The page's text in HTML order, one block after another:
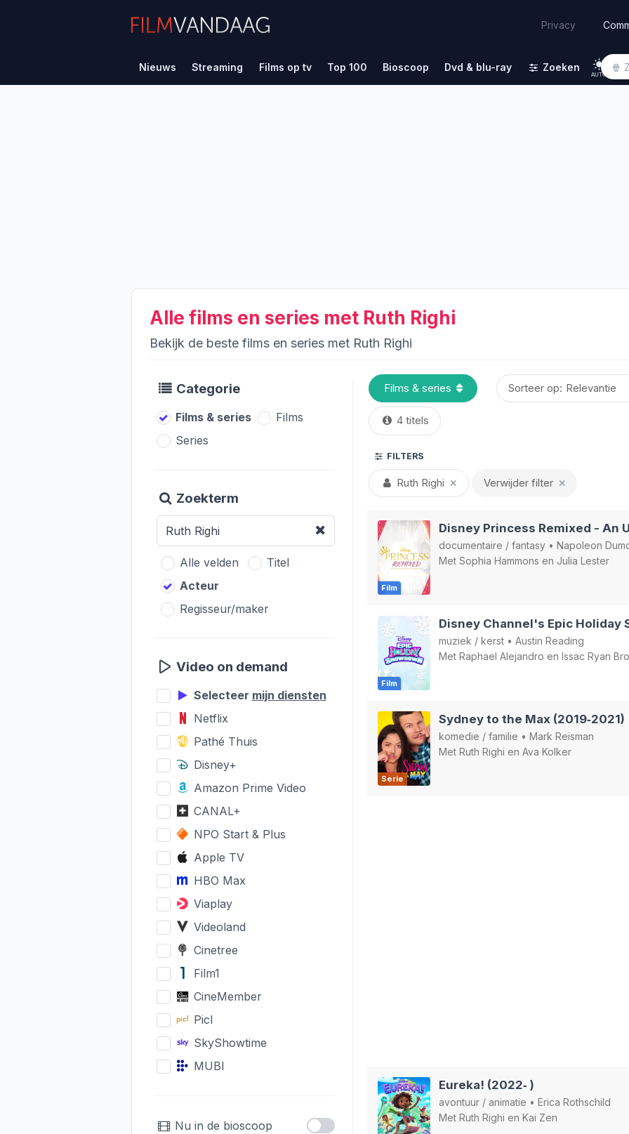
Privacy
Nieuws Streaming Films op tv Top 100 Bioscoop Dvd & blu-ray Zoeken
AUTO
Alle films en series met Ruth Righi
Bekijk de beste films en series met Ruth Righi
Categorie
Films & series
Films
Series
Zoekterm
Alle velden
Titel
Acteur
Regisseur/maker
Video on demand
Selecteer mijn diensten
Netflix
Pathé Thuis
Disney+
Amazon Prime Video
CANAL+
NPO Start & Plus
Apple TV
HBO Max
Viaplay
Videoland
Cinetree
Film1
CineMember
Picl
SkyShowtime
MUBI
Nu in de bioscoop
4 titels
Sorteer op:
FILTERS
Ruth Righi ✕ Verwijder filter ✕
Film
documentaire / fantasy • Napoleon
Met Sophia Hammons en Julia Lester
Film
muziek / kerst • Austin Reading
Met Raphael Alejandro en Issac Ryan
Serie
Sydney to the Max (2019‑2021)
komedie / familie • Mark Reisman
Met Ruth Righi en Ava Kolker
Eureka! (2022‑ )
avontuur / animatie • Erica Rothschild
Met Ruth Righi en Kai Zen